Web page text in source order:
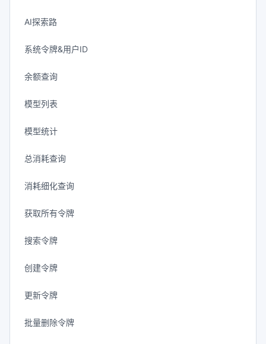
AI探索路
系统令牌&用户ID
余额查询
模型列表
模型统计
总消耗查询
消耗细化查询
获取所有令牌
搜索令牌
创建令牌
更新令牌
批量删除令牌